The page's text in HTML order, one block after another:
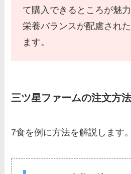
て購入できるところが魅
栄養バランスが配慮され
ます。
三ツ星ファームの注文方
7食を例に方法を解説します。